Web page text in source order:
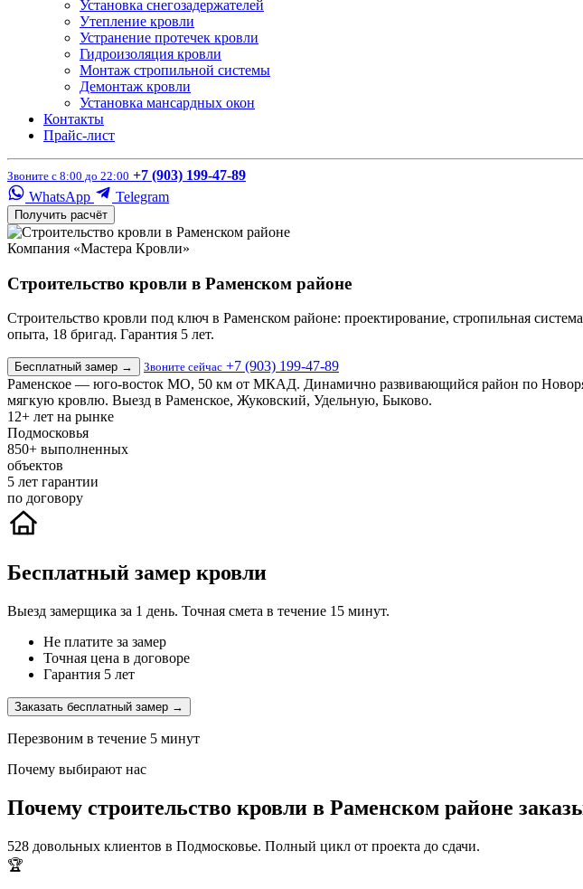
Установка снегозадержателей
Утепление кровли
Устранение протечек кровли
Гидроизоляция кровли
Монтаж стропильной системы
Демонтаж кровли
Установка мансардных окон
Контакты
Прайс-лист
Звоните с 8:00 до 22:00 +7 (903) 199-47-89
WhatsApp
Telegram
Получить расчёт
Компания «Мастера Кровли»
Строительство кровли в Раменском районе
Строительство кровли под ключ в Раменском районе: проектирование, стропильная
опыта, 18 бригад. Гарантия 5 лет.
Бесплатный замер → Звоните сейчас +7 (903) 199-47-89
Раменское — юго-восток МО, 50 км от МКАД. Динамично развивающийся район по
мягкую кровлю. Выезд в Раменское, Жуковский, Удельную, Быково.
12+ лет на рынке
Подмосковья
850+ выполненных
объектов
5 лет гарантии
по договору
Бесплатный замер кровли
Выезд замерщика за 1 день. Точная смета в течение 15 минут.
Не платите за замер
Точная цена в договоре
Гарантия 5 лет
Заказать бесплатный замер →
Перезвоним в течение 5 минут
Почему выбирают нас
Почему строительство кровли в Раменском районе
528 довольных клиентов в Подмосковье. Полный цикл от проекта до сдачи.
🏆